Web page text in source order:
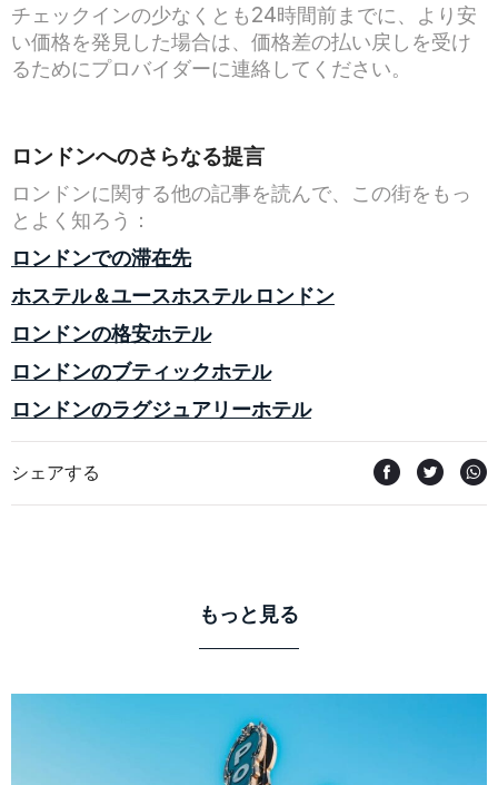
チェックインの少なくとも24時間前までに、より安
い価格を発見した場合は、価格差の払い戻しを受け
るためにプロバイダーに連絡してください。
ロンドンへのさらなる提言
ロンドンに関する他の記事を読んで、この街をもっ
とよく知ろう：
ロンドンでの滞在先
ホステル＆ユースホステル ロンドン
ロンドンの格安ホテル
ロンドンのブティックホテル
ロンドンのラグジュアリーホテル
シェアする
もっと見る